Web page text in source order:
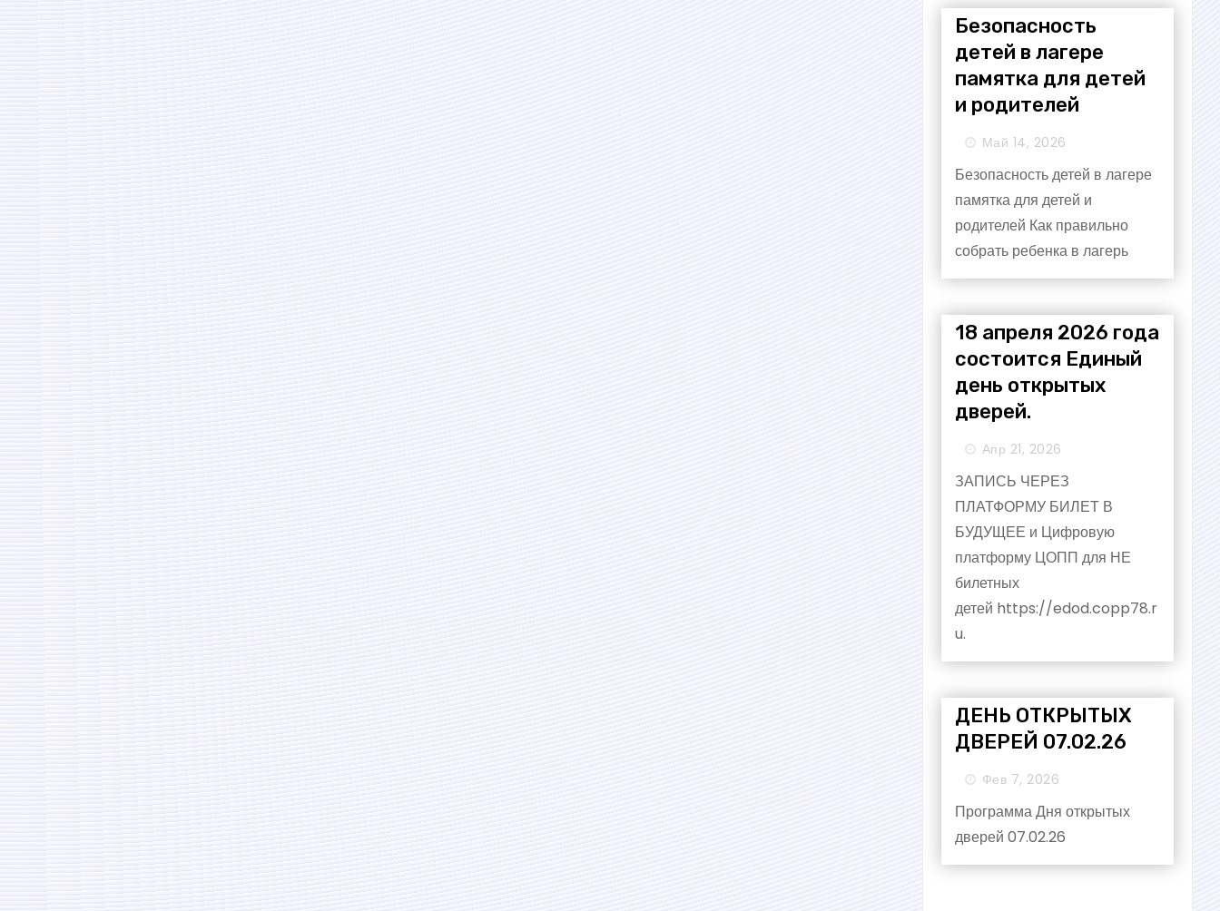
Безопасность
детей в лагере
памятка для детей
и родителей
Май 14, 2026
Безопасность детей в лагере
памятка для детей и
родителей Как правильно
собрать ребенка в лагерь
18 апреля 2026 года
состоится Единый
день открытых
дверей.
Апр 21, 2026
ЗАПИСЬ ЧЕРЕЗ
ПЛАТФОРМУ БИЛЕТ В
БУДУЩЕЕ и Цифровую
платформу ЦОПП для НЕ
билетных
детей https://edod.copp78.r
u.
ДЕНЬ ОТКРЫТЫХ
ДВЕРЕЙ 07.02.26
Фев 7, 2026
Программа Дня открытых
дверей 07.02.26